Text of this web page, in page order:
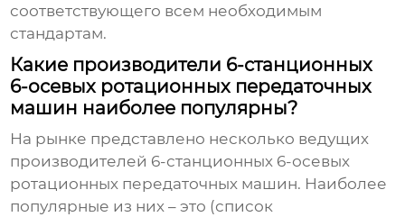
соответствующего всем необходимым
стандартам.
Какие производители 6-станционных
6-осевых ротационных передаточных
машин наиболее популярны?
На рынке представлено несколько ведущих
производителей 6-станционных 6-осевых
ротационных передаточных машин. Наиболее
популярные из них – это (список